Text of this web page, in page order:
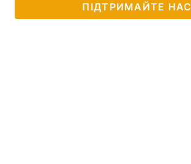
ПІДТРИМАЙТЕ НАС